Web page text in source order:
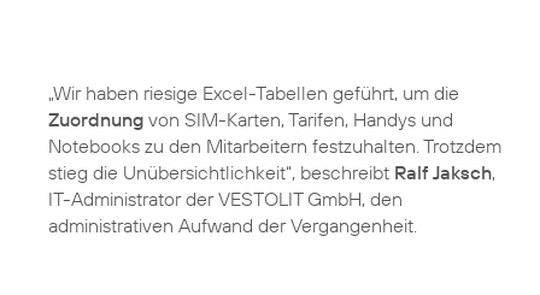
„Wir haben riesige Excel-Tabellen geführt, um die
Zuordnung von SIM-Karten, Tarifen, Handys und
Notebooks zu den Mitarbeitern festzuhalten. Trotzdem
stieg die Unübersichtlichkeit“, beschreibt Ralf Jaksch,
IT-Administrator der VESTOLIT GmbH, den
administrativen Aufwand der Vergangenheit.